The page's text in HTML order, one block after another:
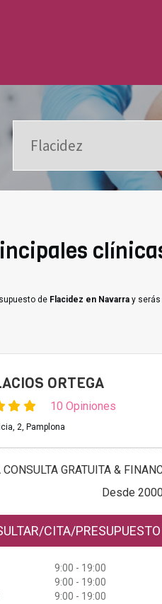
de Flacidez en Navarra y
ORTEGA
10 Opiniones
2, Pamplona
GRATUITA &
Desde
CITA/PRESUPUESTO
9:00 - 19:00
9:00 - 19:00
9:00 - 19:00